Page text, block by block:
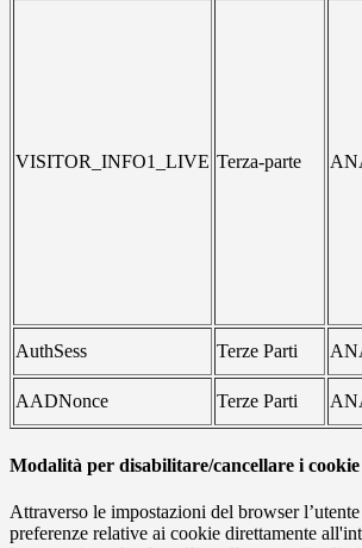
VISITOR_INFO1_LIVE Terza-parte
AuthSess
Terze Parti
AADNonce
Terze Parti
Modalità per disabilitare/cancellare i cookie
Attraverso le impostazioni del browser
preferenze relative ai cookie direttamente